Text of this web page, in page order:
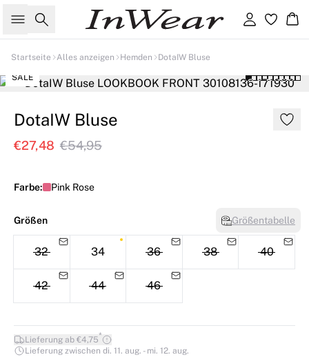
Suche Einloggen
Startseite Alles anzeigen Hemden DotaIW Bluse
SALE
DotaIW Bluse
€27,48 €54,95
Farbe: Pink Rose
Größen Größentabelle
32 34 36 38 40
42 44 46
Lieferung ab €4,75*
Lieferung zwischen di. 11. aug. - mi. 12. aug.